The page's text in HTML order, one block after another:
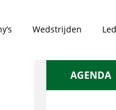
Wedstrijden
AGENDA